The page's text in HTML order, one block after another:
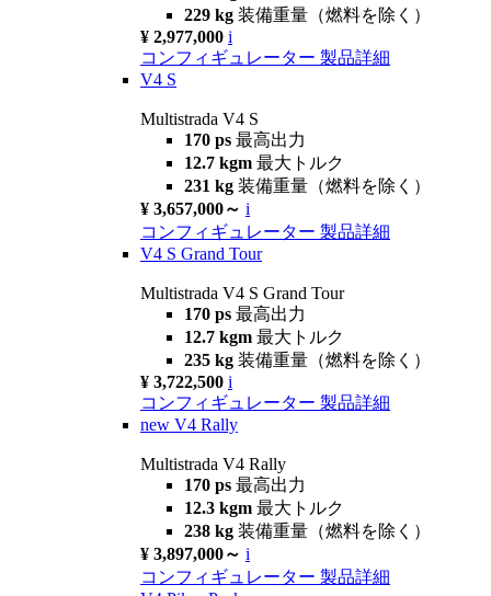
229 kg 装備重量（燃料を除く）
¥ 2,977,000 i
コンフィギュレーター 製品詳細
V4 S
Multistrada V4 S
170 ps 最高出力
12.7 kgm 最大トルク
231 kg 装備重量（燃料を除く）
¥ 3,657,000～ i
コンフィギュレーター 製品詳細
V4 S Grand Tour
Multistrada V4 S Grand Tour
170 ps 最高出力
12.7 kgm 最大トルク
235 kg 装備重量（燃料を除く）
¥ 3,722,500 i
コンフィギュレーター 製品詳細
new V4 Rally
Multistrada V4 Rally
170 ps 最高出力
12.3 kgm 最大トルク
238 kg 装備重量（燃料を除く）
¥ 3,897,000～ i
コンフィギュレーター 製品詳細